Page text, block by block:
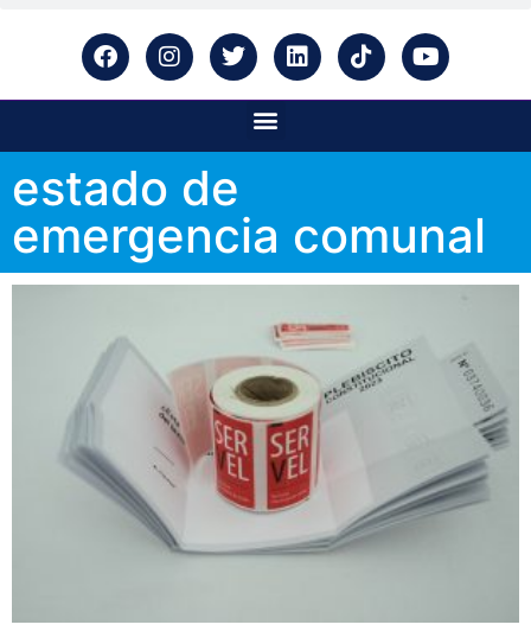
estado de
emergencia comunal